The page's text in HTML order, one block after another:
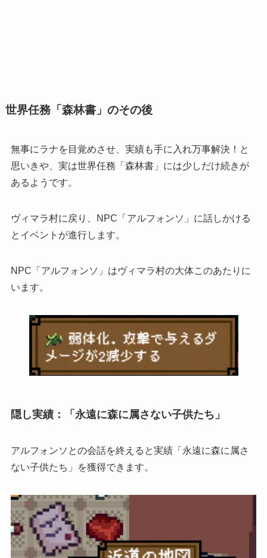
世界任務「森林書」のその後
無事にラナを目覚めさせ、実績も手に入れ万事解決！と
思いきや、実は世界任務「森林書」には少しだけ続きが
あるようです。
ヴィマラ村に戻り、NPC「アルフォンソ」に話しかける
とイベントが進行します。
NPC「アルフォンソ」はヴィマラ村の大体このあたりに
います。
隠し実績：「永遠に森に属さない子供たち」
アルフォンソとの会話を終えると実績「永遠に森に属さ
ない子供たち」を獲得できます。